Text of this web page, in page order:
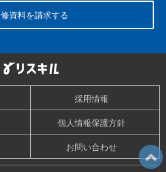
資料を請求する
採用情報
個人情報保護方針
お問い合わせ